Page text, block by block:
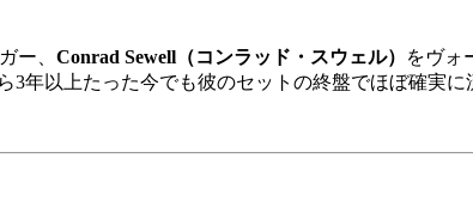
ー、 Conrad Sewell（コンラッド・スウェル）
をヴォ
3年以上たった今でも彼のセットの終盤でほぼ確実